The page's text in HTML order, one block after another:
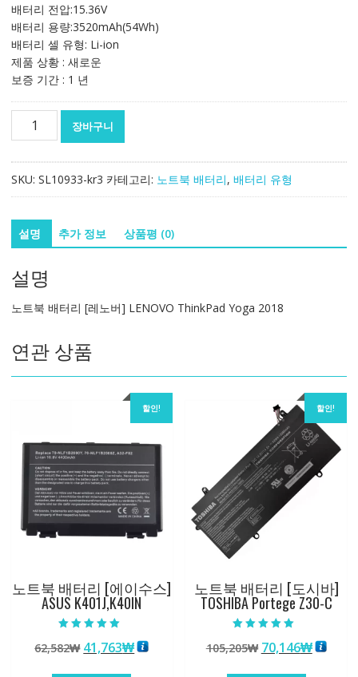
배터리 전압:15.36V
배터리 용량:3520mAh(54Wh)
배터리 셀 유형: Li-ion
제품 상황 : 새로운
보증 기간 : 1 년
터
[레
노
LENOVO
ThinkPad
Yoga
수
량
장바구니
SKU: SL10933-kr3 카테고리: 노트북 배터리, 배터리 유형
설명 추가 정보 상품평 (0)
설명
노트북 배터리 [레노버] LENOVO ThinkPad Yoga 2018
연관 상품
할인!
노트북 배터리 [에이수스]
ASUS K401J,K40IN
5.00
로 평가됨
62,582₩ 원
41,763₩현
할인!
노트북 배터리 [도시바]
TOSHIBA Portege Z30-C
5.00
로 평가됨
105,205₩ 원
70,146₩현